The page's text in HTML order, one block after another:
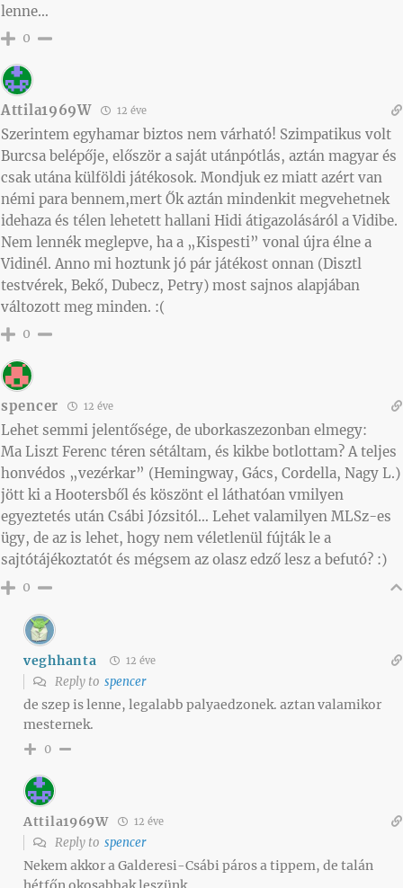
lenne…
0
Attila1969W 12 éve
Szerintem egyhamar biztos nem várható! Szimpatikus volt
Burcsa belépője, először a saját utánpótlás, aztán magyar és
csak utána külföldi játékosok. Mondjuk ez miatt azért van
némi para bennem,mert Ők aztán mindenkit megvehetnek
idehaza és télen lehetett hallani Hidi átigazolásáról a Vidibe.
Nem lennék meglepve, ha a „Kispesti” vonal újra élne a
Vidinél. Anno mi hoztunk jó pár játékost onnan (Disztl
testvérek, Bekő, Dubecz, Petry) most sajnos alapjában
változott meg minden. :(
0
spencer 12 éve
Lehet semmi jelentősége, de uborkaszezonban elmegy:
Ma Liszt Ferenc téren sétáltam, és kikbe botlottam? A teljes
honvédos „vezérkar” (Hemingway, Gács, Cordella, Nagy L.)
jött ki a Hootersből és köszönt el láthatóan vmilyen
egyeztetés után Csábi Józsitól… Lehet valamilyen MLSz-es
ügy, de az is lehet, hogy nem véletlenül fújták le a
sajtótájékoztatót és mégsem az olasz edző lesz a befutó? :)
0
veghhanta 12 éve
Reply to spencer
de szep is lenne, legalabb palyaedzonek. aztan valamikor
mesternek.
0
Attila1969W 12 éve
Reply to spencer
Nekem akkor a Galderesi-Csábi páros a tippem, de talán